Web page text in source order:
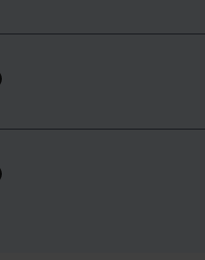
selon vos attentes et votre
Oui, nous intervenons
bail ou les conditions de
Absolument. Nous